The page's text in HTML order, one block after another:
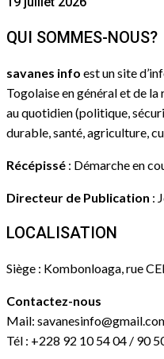
QUI SOMMES-NOUS?
savanes info est un site
Togolaise en général et de
au quotidien (politique,
durable, santé, agriculture,
Récépissé : Démarche en
Directeur de Publication :
LOCALISATION
Siège : Kombonloaga, rue
Contactez-nous
Mail:
Tél : +228 92 10 54 04 / 90